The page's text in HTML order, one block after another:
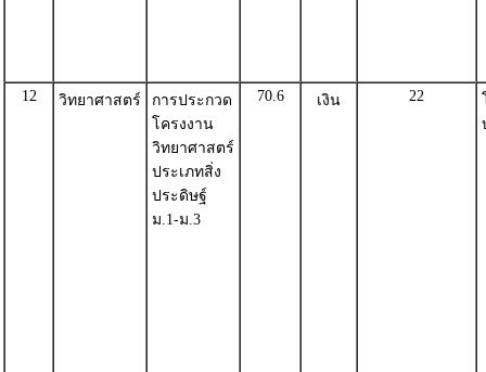
12 วิทยาศาสตร์
การประกวด
โครงงาน
วิทยาศาสตร์
ประเภทสิ่ง
ประดิษฐ์
ม.1-ม.3
70.6 เงิน 22